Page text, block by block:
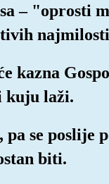
– "oprosti
kazna
kuju laži.
se poslije
biti.